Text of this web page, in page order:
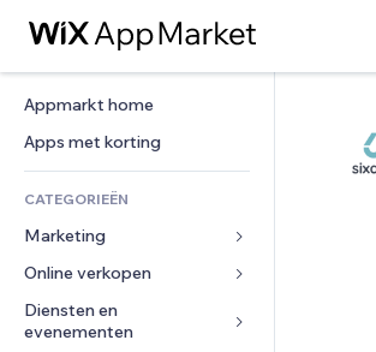
Appmarkt home
Apps met korting
CATEGORIEËN
Marketing
Advertenties
Mobiel
Analytics
Online verkopen
Apps voor webshops
Verzending en levering
Diensten en
evenementen